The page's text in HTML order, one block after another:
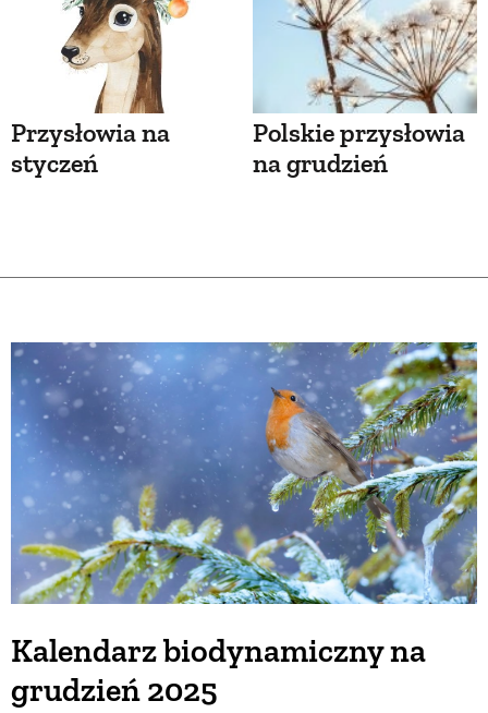
Przysłowia na
styczeń
Polskie przysłowia
na grudzień
Kalendarz biodynamiczny na
grudzień 2025